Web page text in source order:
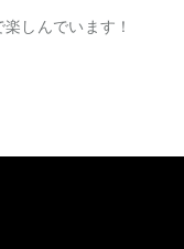
しんでいます！